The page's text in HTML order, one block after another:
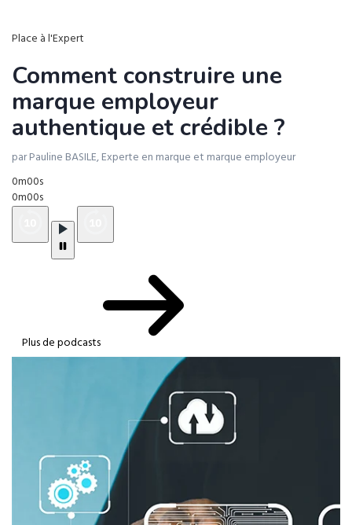
Place à l'Expert
Comment construire une
marque employeur
authentique et crédible ?
par Pauline BASILE, Experte en marque et marque employeur
0m00s
0m00s
Plus de podcasts